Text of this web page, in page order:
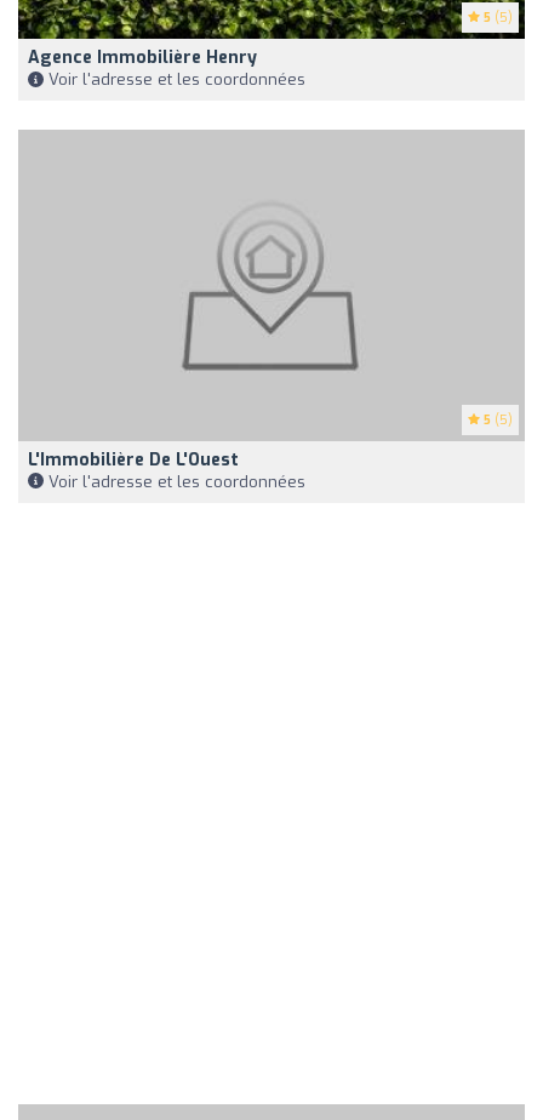
5 (5)
Agence Immobilière Henry
Voir l'adresse et les coordonnées
5 (5)
L'Immobilière De L'Ouest
Voir l'adresse et les coordonnées